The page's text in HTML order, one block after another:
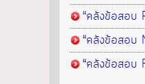
“คลังข้อสอบ
“คลังข้อสอบ
“คลังข้อสอบ